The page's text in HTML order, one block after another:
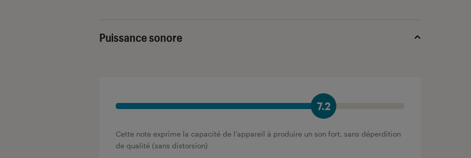
Puissance sonore
7.2
Cette note exprime la capacité de l’appareil à produire un son fort, sans déperdition
de qualité (sans distorsion)